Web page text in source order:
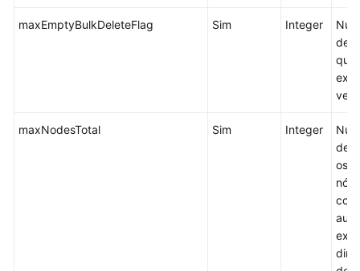
maxEmptyBulkDeleteFlag Sim Integer
de
que
vez.
maxNodesTotal Sim Integer
de
os